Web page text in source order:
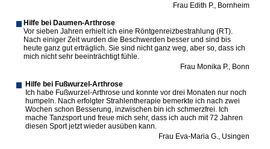
Frau Edith P., Bornheim
Hilfe bei Daumen-Arthrose
Vor sieben Jahren erhielt ich eine Röntgenreizbestrahlung (RT).
Nach einiger Zeit wurden die Beschwerden besser und sind bis
heute ganz gut erträglich. Sie sind nicht ganz weg, aber so, dass ich
mich nicht sehr beeinträchtigt fühle.
Frau Monika P., Bonn
Hilfe bei Fußwurzel-Arthrose
Ich habe Fußwurzel-Arthrose und konnte vor drei Monaten nur noch
humpeln. Nach erfolgter Strahlentherapie bemerkte ich nach zwei
Wochen schon Besserung, inzwischen bin ich schmerzfrei. Ich
mache Tanzsport und freue mich sehr, dass ich auch mit 72 Jahren
diesen Sport jetzt wieder ausüben kann.
Frau Eva-Maria G., Usingen